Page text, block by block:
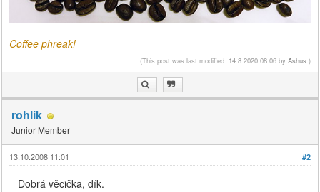
Coffee phreak!
(This post was last modified: 14.8.2020 08:06 by Ashus.)
rohlik
Junior Member
#2
13.10.2008 11:01
Dobrá věcička, dík.